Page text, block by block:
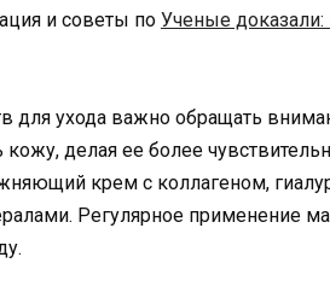
и советы по Ученые
для ухода важно обращать
кожу, делая ее более
крем с коллагеном,
Регулярное применение